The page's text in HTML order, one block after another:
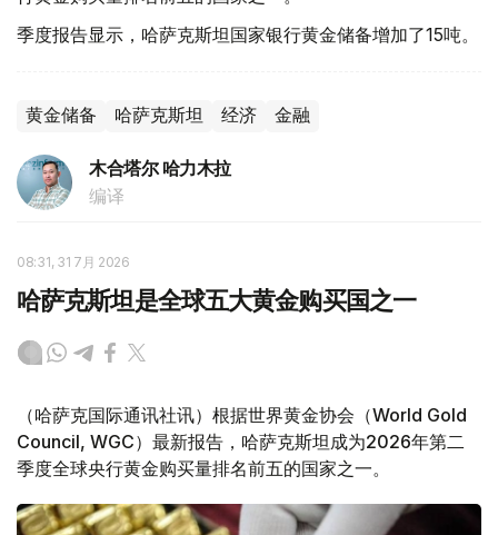
季度报告显示，哈萨克斯坦国家银行黄金储备增加了15吨。
黄金储备 哈萨克斯坦 经济 金融
木合塔尔 哈力木拉
编译
08:31, 31 7月 2026
哈萨克斯坦是全球五大黄金购买国之一
（哈萨克国际通讯社讯）根据世界黄金协会（World Gold
Council, WGC）最新报告，哈萨克斯坦成为2026年第二
季度全球央行黄金购买量排名前五的国家之一。